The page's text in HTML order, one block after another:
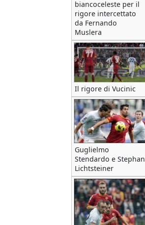
biancoceleste per il
rigore intercettato
da Fernando
Muslera
Il rigore di Vucinic
Guglielmo
Stendardo e Stephan
Lichtsteiner